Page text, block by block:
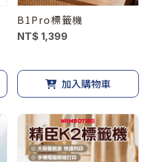
B1Pro標籤機
NT$ 1,399
加入購物車